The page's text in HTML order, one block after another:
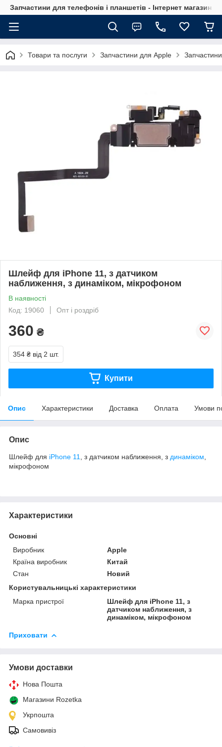
Запчастини для телефонів і планшетів - Інтернет магазин
Товари та послуги Запчастини для Apple
Шлейф для iPhone 11, з датчиком
наближення, з динаміком, мікрофоном
В наявності
Код: 19060
Опт і роздріб
360 ₴
354 ₴ від 2 шт.
Купити
Опис Характеристики Доставка Оплата Умови
Опис
Шлейф для iPhone 11 , з датчиком наближення, з динаміком
мікрофоном
Характеристики
Основні
Виробник
Apple
Країна виробник
Китай
Стан
Новий
Користувальницькі характеристики
Марка пристрої
Шлейф для iPhone 11, з
датчиком наближення, з
динаміком, мікрофоном
Приховати
Умови доставки
Нова Пошта
Магазини Rozetka
Укрпошта
Самовивіз